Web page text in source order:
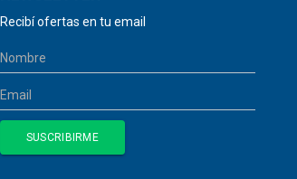
Recibí ofertas en tu email